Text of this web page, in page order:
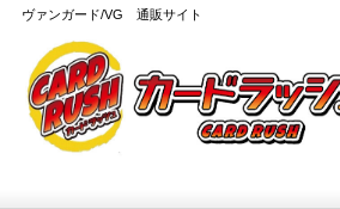
ヴァンガード/VG 通販サイト